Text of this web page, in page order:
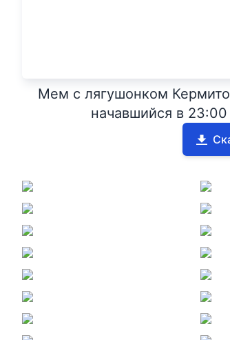
Мем с лягушонком
начавшийся в 23:00